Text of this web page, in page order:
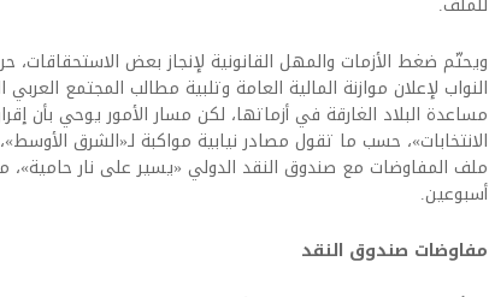
ويحتّم ضغط الأزمات والمهل القانونية لإنجاز بعض الاستحقاقات،
النواب لإعلان موازنة المالية العامة وتلبية مطالب المجتمع
مساعدة البلاد الغارقة في أزماتها، لكن مسار الأمور يوحي بأن
الانتخابات»، حسب ما تقول مصادر نيابية مواكبة لـ«الشرق
ملف المفاوضات مع صندوق النقد الدولي «يسير على نار
أسبوعين.
مفاوضات صندوق النقد